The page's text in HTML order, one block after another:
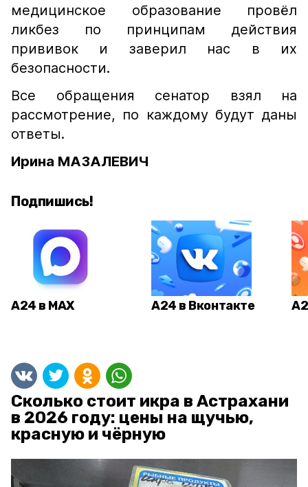
медицинское образование провёл
ликбез по принципам действия
прививок и заверил нас в их
безопасности.
Все обращения сенатор взял на
рассмотрение, по каждому будут даны
ответы.
Ирина МАЗАЛЕВИЧ
Подпишись!
А24 в MAX А24 в Вконтакте
Сколько стоит икра в Астрахани
в 2026 году: цены на щучью,
красную и чёрную